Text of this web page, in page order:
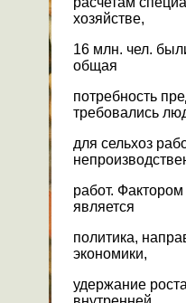
хозяйстве,
16 млн. чел.
общая
потребность
требовались
для сельхоз
работ.
является
политика,
экономики,
удержание